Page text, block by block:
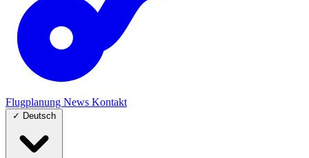
Flugplanung News Kontakt
✓ Deutsch